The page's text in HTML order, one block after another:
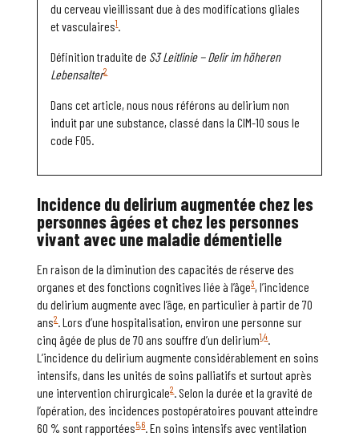
du cerveau vieillissant due à des modifications gliales
et vasculaires1.
Définition traduite de S3 Leitlinie −Delir im höheren
Lebensalter2
Dans cet article, nous nous référons au delirium non
induit par une substance, classé dans la CIM-10 sous le
code F05.
Incidence dudeliriumaugmentée chez les
personnes âgées et chez les personnes
vivant avec une maladie démentielle
En raison de la diminution des capacités de réserve des
organes et des fonctions cognitives liée à l’âge3, l’incidence
du delirium augmente avec l’âge, en particulier à partir de 70
ans2. Lors d’une hospitalisation, environ une personne sur
cinq âgée de plus de 70 ans souffre d’un delirium1,4.
L’incidence du delirium augmente considérablement en soins
intensifs, dans les unités de soins palliatifs et surtout après
une intervention chirurgicale2. Selon la durée et la gravité de
l’opération, des incidences postopératoires pouvant atteindre
60 % sont rapportées5,6. En soins intensifs avec ventilation